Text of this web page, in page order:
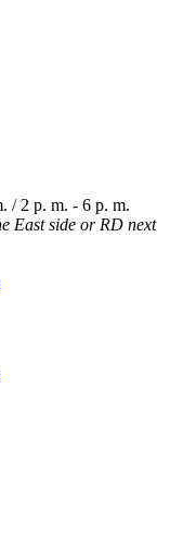
/ 2 p. m. - 6 p. m.
East side or RD next